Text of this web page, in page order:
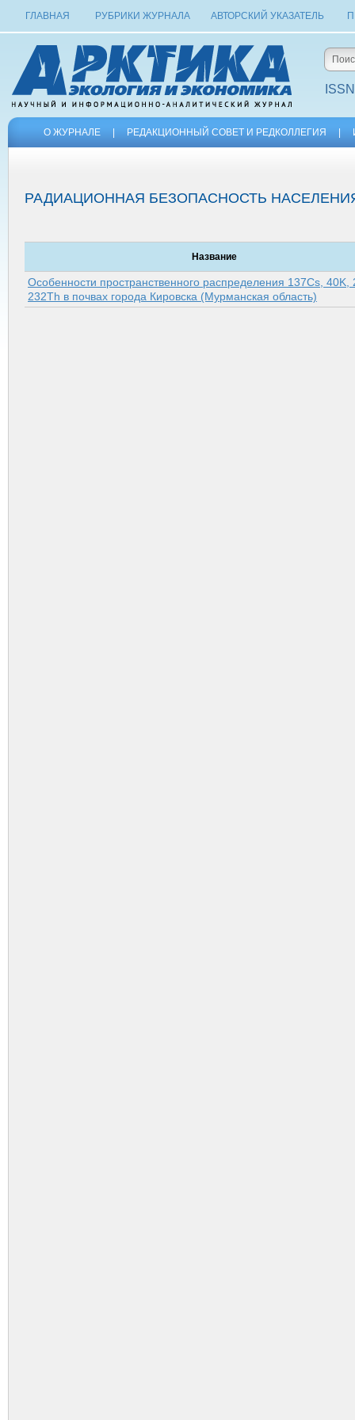
ГЛАВНАЯ РУБРИКИ ЖУРНАЛА АВТОРСКИЙ УКАЗАТЕЛЬ
О ЖУРНАЛЕ РЕДАКЦИОННЫЙ СОВЕТ И РЕДКОЛЛЕГИЯ
РАДИАЦИОННАЯ БЕЗОПАСНОСТЬ
Название
Особенности пространственного распределения 137Cs, 40K,
232Th в почвах города Кировска (Мурманская область)